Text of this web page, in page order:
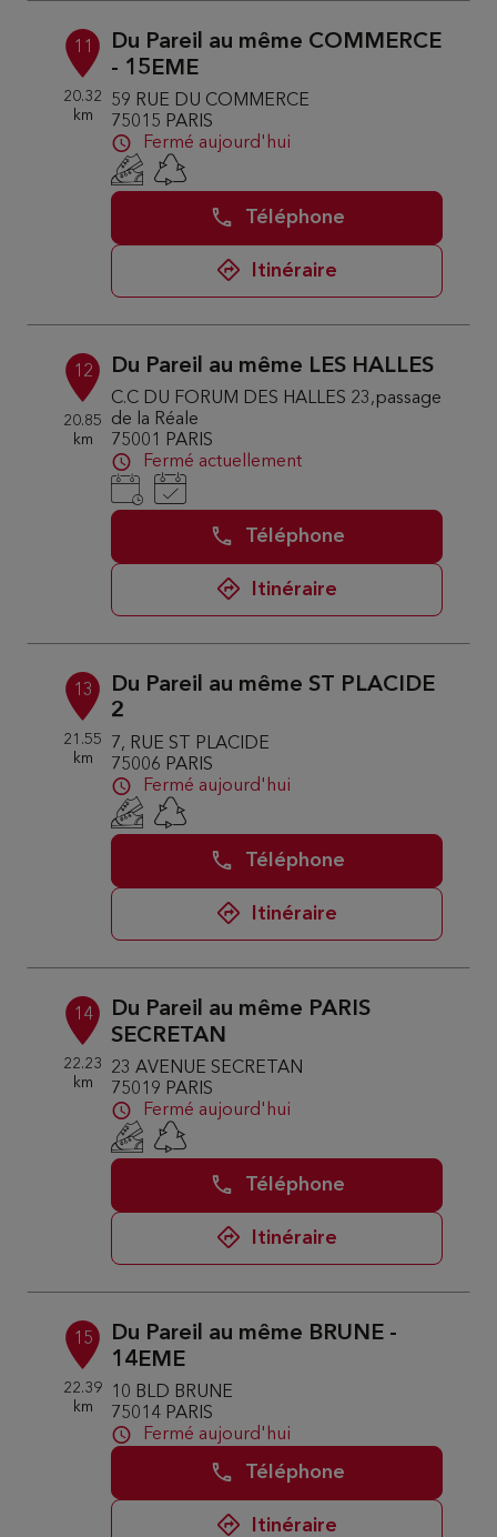
11
20.32
km
Du Pareil au même COMMERCE
- 15EME
59 RUE DU COMMERCE
75015 PARIS
Fermé aujourd'hui
Téléphone
Itinéraire
12
20.85
km
Du Pareil au même LES HALLES
C.C DU FORUM DES HALLES 23,passage
de la Réale
75001 PARIS
Fermé actuellement
Téléphone
Itinéraire
13
21.55
km
Du Pareil au même ST PLACIDE
2
7, RUE ST PLACIDE
75006 PARIS
Fermé aujourd'hui
Téléphone
Itinéraire
14
22.23
km
Du Pareil au même PARIS
SECRETAN
23 AVENUE SECRETAN
75019 PARIS
Fermé aujourd'hui
Téléphone
Itinéraire
15
22.39
km
Du Pareil au même BRUNE -
14EME
10 BLD BRUNE
75014 PARIS
Fermé aujourd'hui
Téléphone
Itinéraire